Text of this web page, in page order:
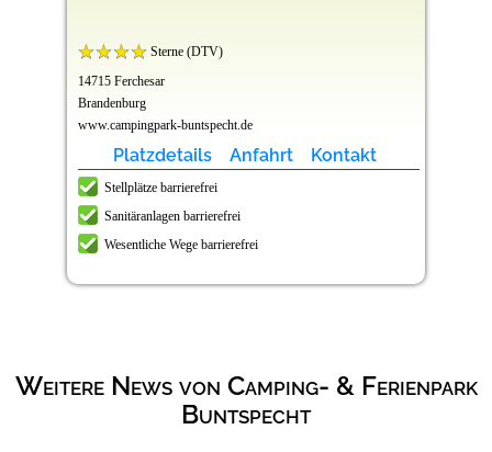
Sterne (DTV)
14715 Ferchesar
Brandenburg
www.campingpark-buntspecht.de
Platzdetails Anfahrt Kontakt
Stellplätze barrierefrei
Sanitäranlagen barrierefrei
Wesentliche Wege barrierefrei
Weitere News von Camping- & Ferienpark
Buntspecht